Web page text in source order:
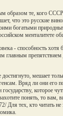
образом те, кого
что это русские
богатыми
менталитете
- способность хотя
препятствием
мешает
Вряд ли они его
которое
понять, то
Для тех, кто читать